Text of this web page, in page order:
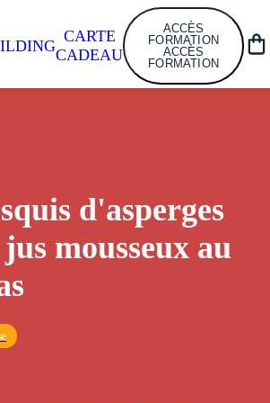
CARTE
CADEAU
ACCÈS
FORMATION
ACCÈS
FORMATION
d'asperges
mousseux au